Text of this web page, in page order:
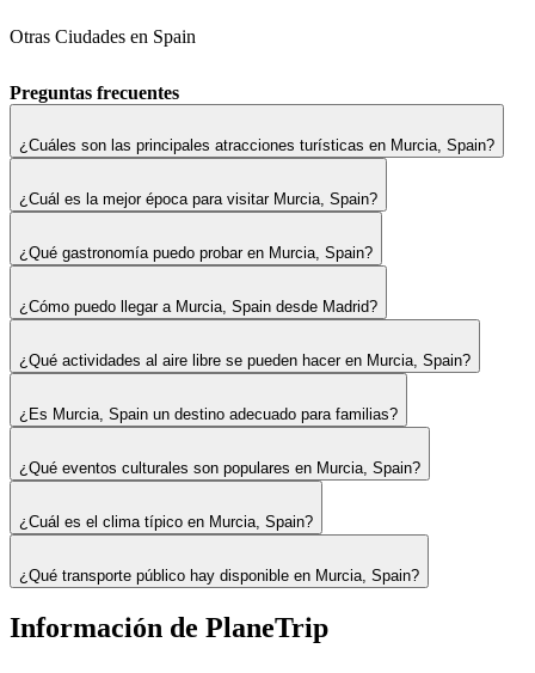
Otras Ciudades en Spain
Preguntas frecuentes
¿Cuáles son las principales atracciones turísticas en Murcia, Spain?
¿Cuál es la mejor época para visitar Murcia, Spain?
¿Qué gastronomía puedo probar en Murcia, Spain?
¿Cómo puedo llegar a Murcia, Spain desde Madrid?
¿Qué actividades al aire libre se pueden hacer en Murcia, Spain?
¿Es Murcia, Spain un destino adecuado para familias?
¿Qué eventos culturales son populares en Murcia, Spain?
¿Cuál es el clima típico en Murcia, Spain?
¿Qué transporte público hay disponible en Murcia, Spain?
Información de PlaneTrip